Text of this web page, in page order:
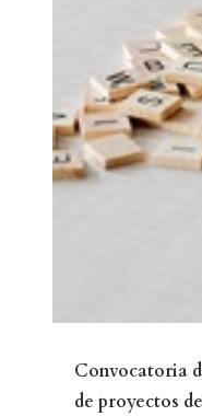
Convocatoria
de proyectos